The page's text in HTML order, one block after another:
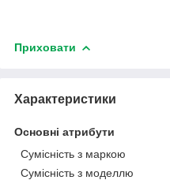
Приховати
Характеристики
Основні атрибути
Сумісність з маркою
Сумісність з моделлю